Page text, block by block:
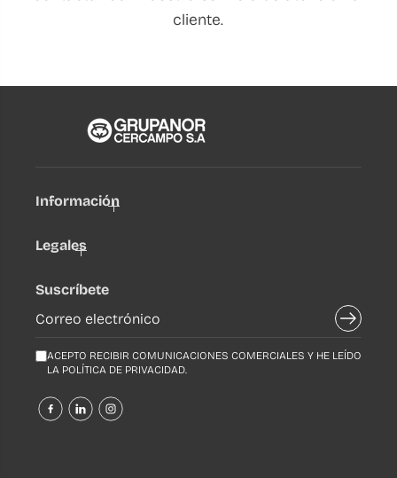
cliente.
Información
Legales
Suscríbete
ACEPTO RECIBIR COMUNICACIONES COMERCIALES Y HE LEÍDO
LA POLÍTICA DE PRIVACIDAD.